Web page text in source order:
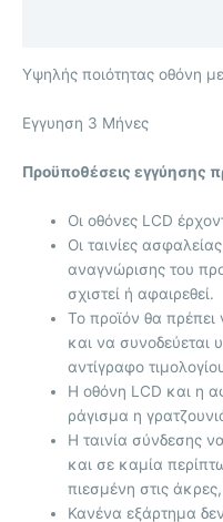
Υψηλής ποιότητας οθόνη
Eγγυηση 3 Μήνες
Προϋποθέσεις εγγύησης
Οι οθόνες LCD
Οι ταινίες
αναγνώρισης του
σχιστεί ή αφαιρεθεί.
Το προϊόν θα πρέπει
και να συνοδεύεται
αντίγραφο
Η οθόνη LCD και η
ράγισμα η
Η ταινία σύνδεσης
και σε καμία
πιεσμένη στις
Κανένα εξάρτημα